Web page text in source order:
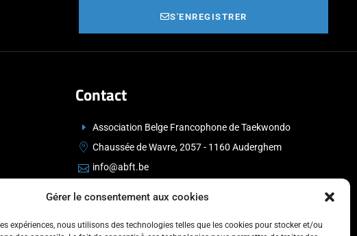
Gérer le consentement aux cookies
expériences, nous utilisons des technologies telles que les cookies pour stocker et/ou
S'ENREGISTRER
Contact
Association Belge Francophone de Taekwondo
Chaussée de Wavre, 2057 - 1160 Auderghem
info@abft.be